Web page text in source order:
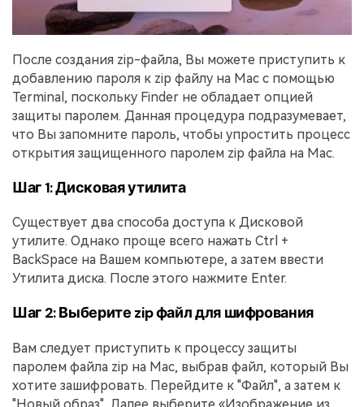
После создания zip-файла, Вы можете приступить к
добавлению пароля к zip файлу на Mac с помощью
Terminal, поскольку Finder не обладает опцией
защиты паролем. Данная процедура подразумевает,
что Вы запомните пароль, чтобы упростить процесс
открытия защищенного паролем zip файла на Mac.
Шаг 1: Дисковая утилита
Существует два способа доступа к Дисковой
утилите. Однако проще всего нажать Ctrl +
BackSpace на Вашем компьютере, а затем ввести
Утилита диска. После этого нажмите Enter.
Шаг 2: Выберите zip файл для шифрования
Вам следует приступить к процессу защиты
паролем файла zip на Mac, выбрав файл, который Вы
хотите зашифровать. Перейдите к "Файл", а затем к
"Новый образ". Далее выберите «Изображение из